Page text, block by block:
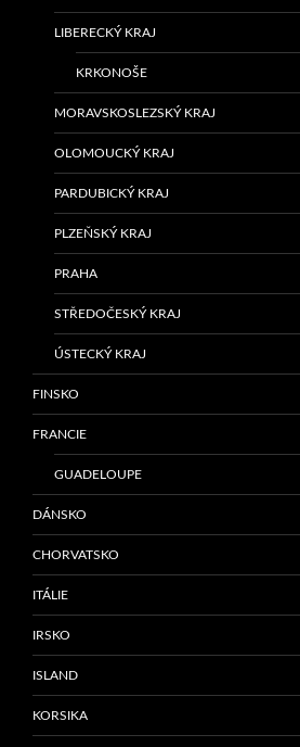
LIBERECKÝ KRAJ
KRKONOŠE
MORAVSKOSLEZSKÝ KRAJ
OLOMOUCKÝ KRAJ
PARDUBICKÝ KRAJ
PLZEŇSKÝ KRAJ
PRAHA
STŘEDOČESKÝ KRAJ
ÚSTECKÝ KRAJ
FINSKO
FRANCIE
GUADELOUPE
DÁNSKO
CHORVATSKO
ITÁLIE
IRSKO
ISLAND
KORSIKA